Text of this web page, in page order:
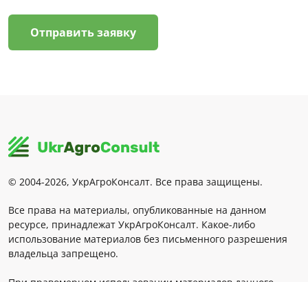
Отправить заявку
© 2004-2026, УкрАгроКонсалт. Все права защищены.
Все права на материалы, опубликованные на данном
ресурсе, принадлежат УкрАгроКонсалт. Какое-либо
использование материалов без письменного разрешения
владельца запрещено.